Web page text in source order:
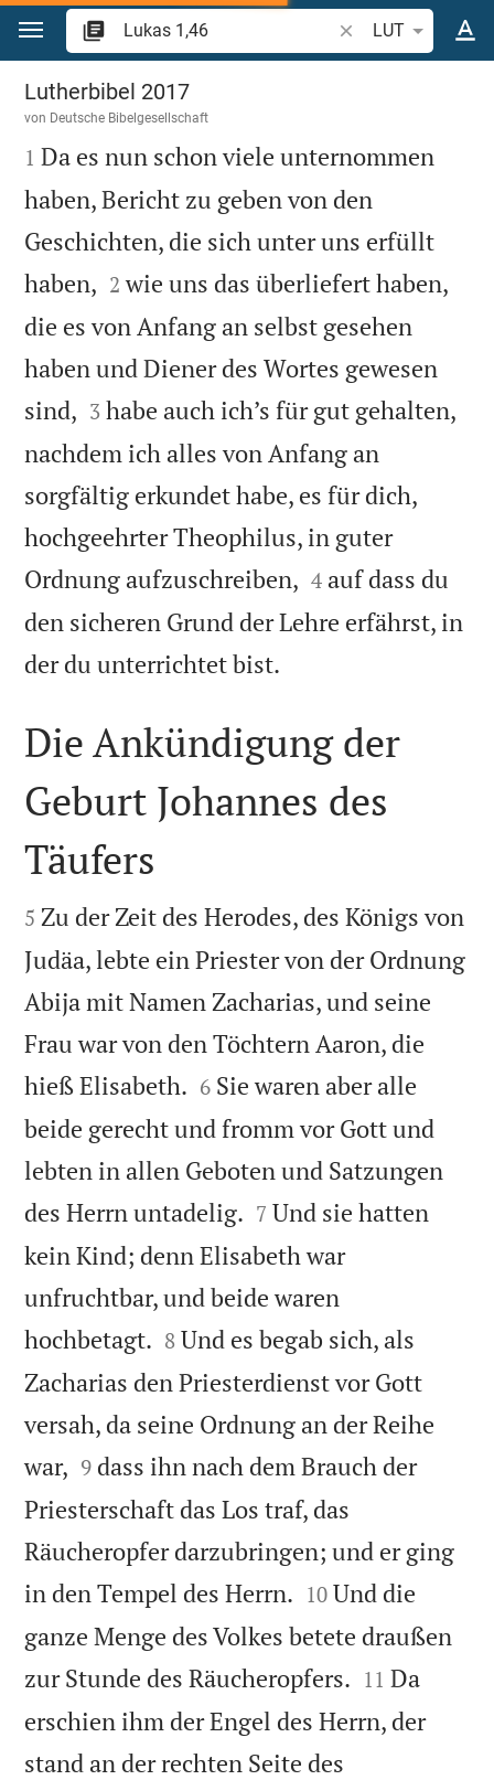
Zum Inhalt springen
Bibelstelle oder
LUT
Lukas 1
Lutherbibel 2017
von Deutsche Bibelgesellschaft

1 Da es nun schon viele unternommen
haben, Bericht zu geben von den
Geschichten, die sich unter uns erfüllt
haben, 

2 wie uns das überliefert haben,
die es von Anfang an selbst gesehen
haben und Diener des Wortes gewesen
sind, 

3 habe auch ich’s für gut gehalten,
nachdem ich alles von Anfang an
sorgfältig erkundet habe, es für dich,
hochgeehrter Theophilus, in guter
Ordnung aufzuschreiben, 

4 auf dass du
den sicheren Grund der Lehre erfährst, in
der du unterrichtet bist.

Die Ankündigung der
Geburt Johannes des
Täufers

5 Zu der Zeit des Herodes, des Königs von
Judäa, lebte ein Priester von der Ordnung
Abija mit Namen Zacharias, und seine
Frau war von den Töchtern Aaron, die
hieß Elisabeth. 

6 Sie waren aber alle
beide gerecht und fromm vor Gott und
lebten in allen Geboten und Satzungen
des Herrn untadelig. 

7 Und sie hatten
kein Kind; denn Elisabeth war
unfruchtbar, und beide waren
hochbetagt. 

8 Und es begab sich, als
Zacharias den Priesterdienst vor Gott
versah, da seine Ordnung an der Reihe
war, 

9 dass ihn nach dem Brauch der
Priesterschaft das Los traf, das
Räucheropfer darzubringen; und er ging
in den Tempel des Herrn. 

10 Und die
ganze Menge des Volkes betete draußen
zur Stunde des Räucheropfers. 

11 Da
erschien ihm der Engel des Herrn, der
stand an der rechten Seite des